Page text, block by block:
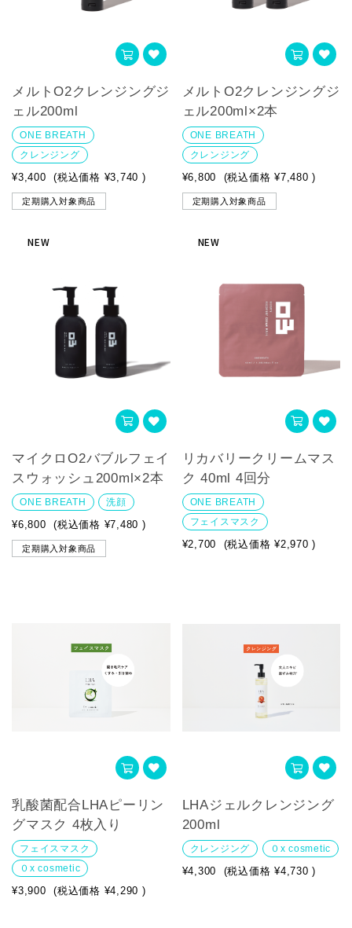
メルトO2クレンジングジ
ェル200ml
ONE BREATH
クレンジング
¥3,400 (税込価格 ¥3,740 )
定期購入対象商品
メルトO2クレンジングジ
ェル200ml×2本
ONE BREATH
クレンジング
¥6,800 (税込価格 ¥7,480 )
定期購入対象商品
NEW
マイクロO2バブルフェイ
スウォッシュ200ml×2本
ONE BREATH 洗顔
¥6,800 (税込価格 ¥7,480 )
定期購入対象商品
NEW
リカバリークリームマス
ク 40ml 4回分
ONE BREATH
フェイスマスク
¥2,700 (税込価格 ¥2,970 )
乳酸菌配合LHAピーリン
グマスク 4枚入り
フェイスマスク
０x cosmetic
¥3,900 (税込価格 ¥4,290 )
LHAジェルクレンジング
200ml
クレンジング ０x cosmetic
¥4,300 (税込価格 ¥4,730 )